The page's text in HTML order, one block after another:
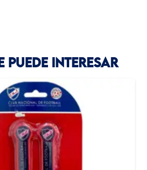
PUEDE INTERESAR